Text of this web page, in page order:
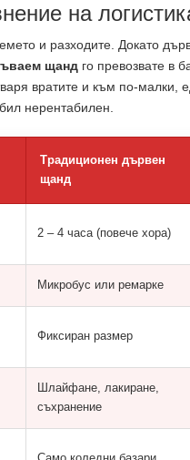
на
и разходите. Докато
щанд го превозвате в
вратите и към по-малки,
нерентабилен.
Традиционен дървен
щанд
2 – 4 часа (повече хора)
Микробус или ремарке
Фиксиран размер
Шлайфане, лакиране,
съхранение